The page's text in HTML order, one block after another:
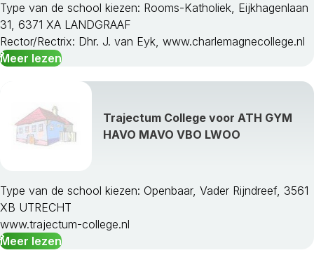
Type van de school kiezen: Rooms-Katholiek, Eijkhagenlaan
31, 6371 XA LANDGRAAF
Rector/Rectrix: Dhr. J. van Eyk, www.charlemagnecollege.nl
Meer lezen
Trajectum College voor ATH GYM
HAVO MAVO VBO LWOO
Type van de school kiezen: Openbaar, Vader Rijndreef, 3561
XB UTRECHT
www.trajectum-college.nl
Meer lezen